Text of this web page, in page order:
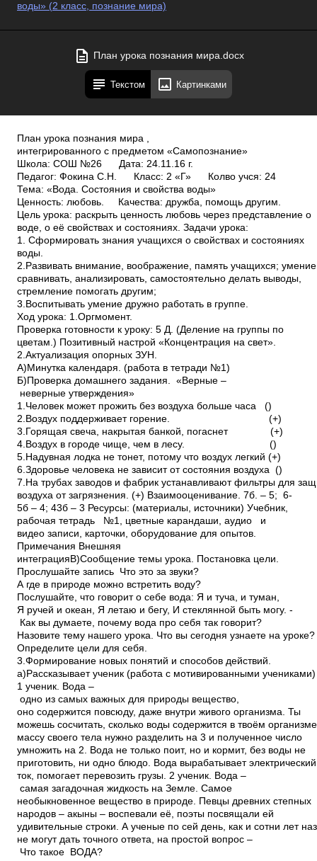
воды» (2 класс, познание мира)
План урока познания мира.docx
Текстом Картинками
План урока познания мира ,
интегрированного с предметом «Самопознание»
Школа: СОШ №26 Дата: 24.11.16 г.
Педагог: Фокина С.Н. Класс: 2 «Г» Кол­во уч­ся: 24
Тема: «Вода. Состояния и свойства воды»
Ценность: любовь. Качества: дружба, помощь другим.
Цель урока: раскрыть ценность любовь через представление о
воде, о её свойствах и состояниях. Задачи урока:
1. Сформировать знания учащихся о свойствах и состояниях
воды.
2.Развивать внимание, воображение, память учащихся;
сравнивать, анализировать, самостоятельно делать выводы,
стремление помогать другим;
3.Воспитывать умение дружно работать в группе.
Ход урока: 1.Оргмомент.
Проверка готовности к уроку: 5 Д. (Деление на группы по
цветам.) Позитивный настрой «Концентрация на свет».
2.Актуализация опорных ЗУН.
А)Минутка календаря. (работа в тетради №1)
Б)Проверка домашнего задания. «Верные –
неверные утверждения»
1.Человек может прожить без воздуха больше часа (­)
2.Воздух поддерживает горение. (+)
3.Горящая свеча, накрытая банкой, погаснет (+)
4.Воздух в городе чище, чем в лесу. (­)
5.Надувная лодка не тонет, потому что воздух легкий (+)
6.Здоровье человека не зависит от состояния воздуха (­)
7.На трубах заводов и фабрик устанавливают фильтры для
воздуха от загрязнения. (+) Взаимооценивание. 7б. – 5; 6­
5б – 4; 4­3б – 3 Ресурсы: (материалы, источники) Учебник,
рабочая тетрадь №1, цветные карандаши, аудио и
видео записи, карточки, оборудование для опытов.
Примечания Внешняя
интеграцияВ)Сообщение темы урока. Постановка цели.
Прослушайте запись ­ Что это за звуки?
А где в природе можно встретить воду?
Послушайте, что говорит о себе вода: Я и туча, и туман,
Я ручей и океан, Я летаю и бегу, И стеклянной быть могу. ­
Как вы думаете, почему вода про себя так говорит?
Назовите тему нашего урока. Что вы сегодня узнаете на уроке?
Определите цели для себя.
3.Формирование новых понятий и способов действий.
а)Рассказывает ученик (работа с мотивированными учениками)
1 ученик. Вода –
одно из самых важных для природы вещество,
оно содержится повсюду, даже внутри живого организма. Ты
можешь сосчитать, сколько воды содержится в твоём
массу своего тела нужно разделить на 3 и полученное число
умножить на 2. Вода не только поит, но и кормит, без воды не
приготовить, ни одно блюдо. Вода вырабатывает
ток, помогает перевозить грузы. 2 ученик. Вода –
самая загадочная жидкость на Земле. Самое
необыкновенное вещество в природе. Певцы древних степных
народов – акыны – воспевали её, поэты посвящали ей
удивительные строки. А ученые по сей день, как и сотни лет
не могут дать точного ответа, на простой вопрос –
Что такое ВОДА?